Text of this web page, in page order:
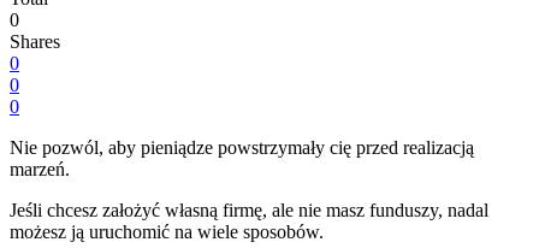
0
Shares
0
0
0
Nie pozwól, aby pieniądze powstrzymały cię przed realizacją
marzeń.
Jeśli chcesz założyć własną firmę, ale nie masz funduszy, nadal
możesz ją uruchomić na wiele sposobów.